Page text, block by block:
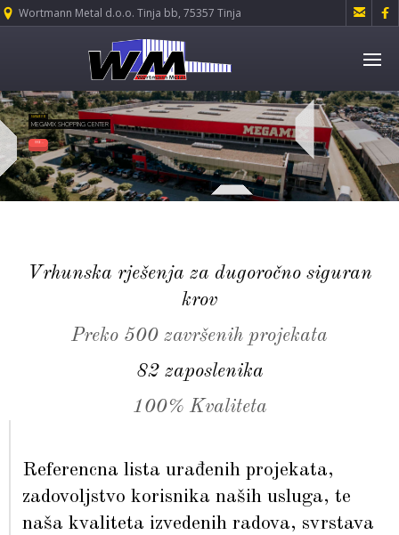
Wortmann Metal d.o.o. Tinja bb, 75357 Tinja  
SARAJEVO
VIŠE→
MEGAMIX SHOPPING CENTER
Vrhunska rješenja za dugoročno siguran
krov
Preko 500 završenih projekata
82 zaposlenika
100% Kvaliteta
Referencna lista urađenih projekata,
zadovoljstvo korisnika naših usluga, te
naša kvaliteta izvedenih radova, svrstava